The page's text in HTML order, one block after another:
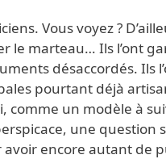
Vous voyez ?
le marteau… Ils l’ont
désaccordés. Ils
pourtant déjà
comme un modèle à
une question
avoir encore autant de